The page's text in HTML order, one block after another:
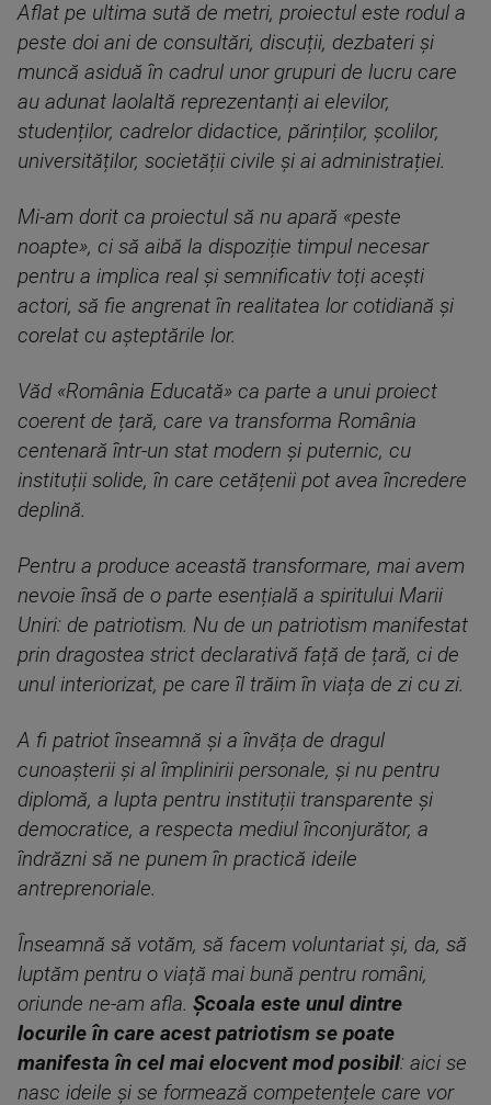
Aflat pe ultima sută de metri, proiectul este rodul a
peste doi ani de consultări, discuții, dezbateri și
muncă asiduă în cadrul unor grupuri de lucru care
au adunat laolaltă reprezentanți ai elevilor,
studenților, cadrelor didactice, părinților, școlilor,
universităților, societății civile și ai administrației.
Mi-am dorit ca proiectul să nu apară «peste
noapte», ci să aibă la dispoziție timpul necesar
pentru a implica real și semnificativ toți acești
actori, să fie angrenat în realitatea lor cotidiană și
corelat cu așteptările lor.
Văd «România Educată» ca parte a unui proiect
coerent de țară, care va transforma România
centenară într-un stat modern și puternic, cu
instituții solide, în care cetățenii pot avea încredere
deplină.
Pentru a produce această transformare, mai avem
nevoie însă de o parte esențială a spiritului Marii
Uniri: de patriotism. Nu de un patriotism manifestat
prin dragostea strict declarativă față de țară, ci de
unul interiorizat, pe care îl trăim în viața de zi cu zi.
A fi patriot înseamnă și a învăța de dragul
cunoașterii și al împlinirii personale, și nu pentru
diplomă, a lupta pentru instituții transparente și
democratice, a respecta mediul înconjurător, a
îndrăzni să ne punem în practică ideile
antreprenoriale.
Înseamnă să votăm, să facem voluntariat și, da, să
luptăm pentru o viață mai bună pentru români,
oriunde ne-am afla. Școala este unul dintre
locurile în care acest patriotism se poate
manifesta în cel mai elocvent mod posibil: aici se
nasc ideile și se formează competențele care vor